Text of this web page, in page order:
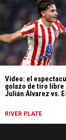
Video: el
golazo de tiro libre
Julián Álvarez vs.
RIVER PLATE